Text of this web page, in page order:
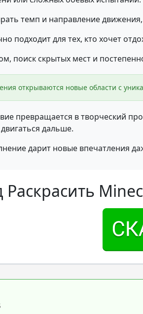
темп и направление
подходит для тех, кто хочет
поиск скрытых мест и
открываются новые области с
превращается в творческий
дальше.
дарит новые впечатления